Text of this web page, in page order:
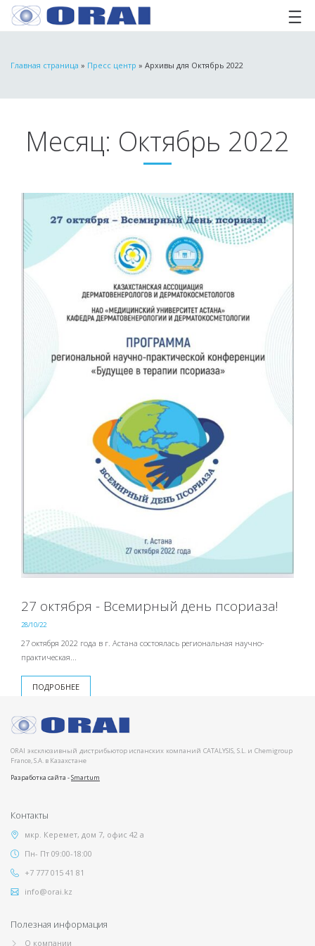
Главная страница » Пресс центр » Архивы для Октябрь 2022
Месяц: Октябрь 2022
27 октября - Всемирный день псориаза!
28/10/22
27 октября 2022 года в г. Астана состоялась региональная научно-
практическая...
ПОДРОБНЕЕ
ORAI эксклюзивный дистрибьютор испанских компаний CATALYSIS, S.L. и Chemigroup
France, S.A. в Казахстане
Разработка сайта -Smartum
Контакты
мкр. Керемет, дом 7, офис 42 а
Пн- Пт 09:00-18:00
+7 777 015 41 81
info@orai.kz
Полезная информация
О компании